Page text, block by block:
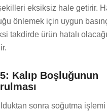
eksiksiz hale getirir.
önlemek için uygun
takdirde ürün hatalı
Kalıp Boşluğunun
sonra soğutma işlemi